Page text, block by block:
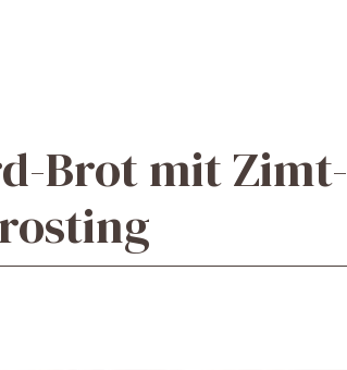
Brot mit Zimt-